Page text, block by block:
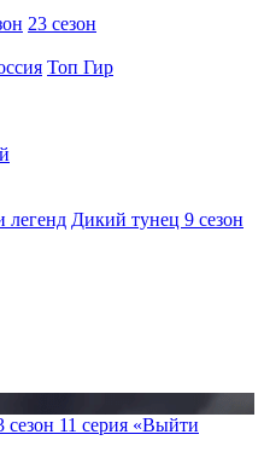
23 сезон
Топ Гир
легенд Дикий тунец 9 сезон
сезон 11 серия «Выйти